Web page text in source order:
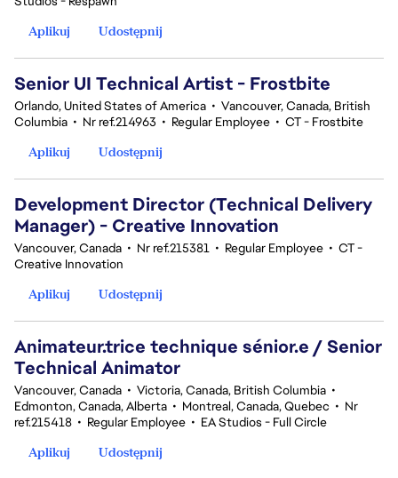
Aplikuj
Udostępnij
Senior UI Technical Artist - Frostbite
Orlando, United States of America • Vancouver, Canada, British
Columbia • Nr ref.214963 • Regular Employee • CT - Frostbite
Aplikuj
Udostępnij
Development Director (Technical Delivery
Manager) - Creative Innovation
Vancouver, Canada • Nr ref.215381 • Regular Employee • CT -
Creative Innovation
Aplikuj
Udostępnij
Animateur.trice technique sénior.e / Senior
Technical Animator
Vancouver, Canada • Victoria, Canada, British Columbia •
Edmonton, Canada, Alberta • Montreal, Canada, Quebec • Nr
ref.215418 • Regular Employee • EA Studios - Full Circle
Aplikuj
Udostępnij